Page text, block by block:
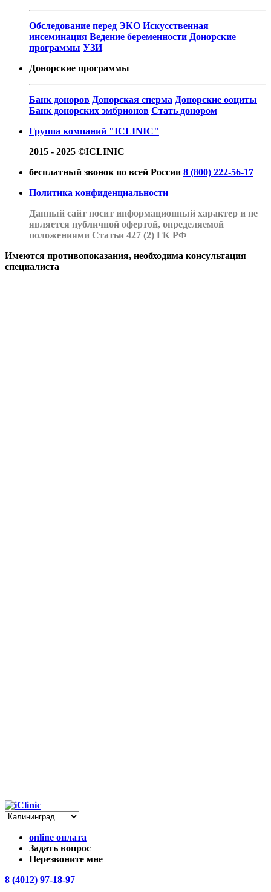
Обследование перед ЭКО Искусственная
инсеминация Ведение беременности Донорские
программы УЗИ
Донорские программы
Банк доноров Донорская сперма Донорские ооциты
Банк донорских эмбрионов Стать донором
Группа компаний "ICLINIC"
2015 - 2025 ©ICLINIC
бесплатный звонок по всей России 8 (800) 222-56-17
Политика конфиденциальности
Данный сайт носит информационный характер и не
является публичной офертой, определяемой
положениями Статьи 427 (2) ГК РФ
Имеются противопоказания, необходима консультация
специалиста
online оплата
Задать вопрос
Перезвоните мне
8 (4012) 97-18-97